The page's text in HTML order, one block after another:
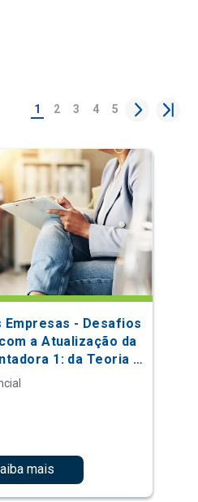
1 2 3 4 5
Empresas - Desafios
a Atualização da
1: da Teoria à
mais